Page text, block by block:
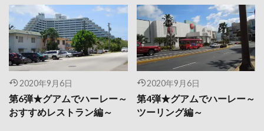
2020年9月6日
第6弾★グアムでハーレー～
おすすめレストラン編～
2020年9月6日
第4弾★グアムでハーレー～
ツーリング編～